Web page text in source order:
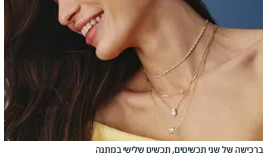
ברכישה של שני תכשיטים, תכשיט שלישי במתנה